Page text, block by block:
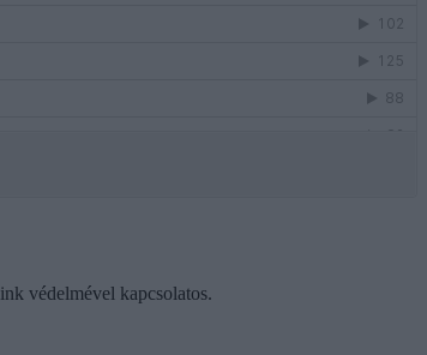
védelmével kapcsolatos.